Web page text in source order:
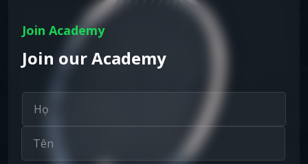
Join Academy
Join our Academy